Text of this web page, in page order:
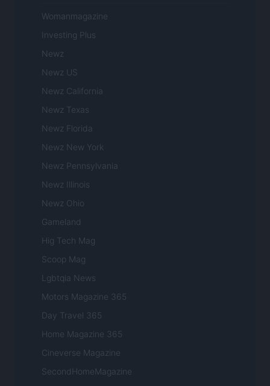
Womanmagazine
Investing Plus
Newz
Newz US
Newz California
Newz Texas
Newz Florida
Newz New York
Newz Pennsylvania
Newz Illinois
Newz Ohio
Gameland
Hig Tech Mag
Scoop Mag
Lgbtqia News
Motors Magazine 365
Day Travel 365
Home Magazine 365
Cineverse Magazine
SecondHomeMagazine